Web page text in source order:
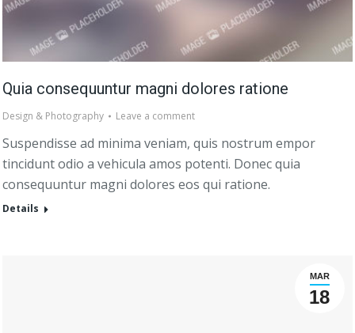
Quia consequuntur magni dolores ratione
Design & Photography Leave a comment
Suspendisse ad minima veniam, quis nostrum empor
tincidunt odio a vehicula amos potenti. Donec quia
consequuntur magni dolores eos qui ratione.
Details
MAR
18